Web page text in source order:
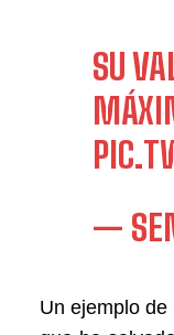
SU
—
Un ejemplo